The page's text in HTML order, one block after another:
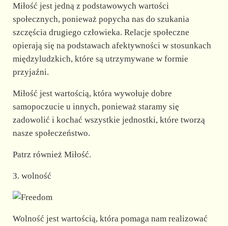
Miłość jest jedną z podstawowych wartości
społecznych, ponieważ popycha nas do szukania
szczęścia drugiego człowieka. Relacje społeczne
opierają się na podstawach afektywności w stosunkach
międzyludzkich, które są utrzymywane w formie
przyjaźni.
Miłość jest wartością, która wywołuje dobre
samopoczucie u innych, ponieważ staramy się
zadowolić i kochać wszystkie jednostki, które tworzą
nasze społeczeństwo.
Patrz również Miłość.
3. wolność
Wolność jest wartością, która pomaga nam realizować